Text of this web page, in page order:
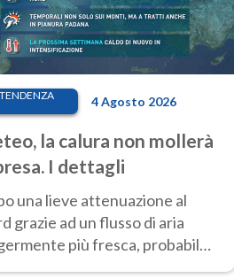
TENDENZA 4 Agosto 2026
la calura non mollerà
I dettagli
una lieve attenuazione al
grazie ad un flusso di aria
più fresca, probabile
rinforzo dell’anticiclone